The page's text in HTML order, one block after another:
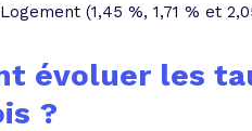
(1,45 %, 1,71 % et
évoluer les
?